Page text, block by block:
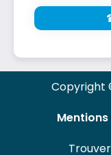
Copyright